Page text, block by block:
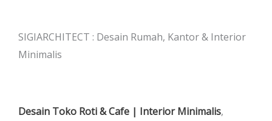
SIGIARCHITECT : Desain Rumah, Kantor & Interior
Minimalis
Desain Toko Roti & Cafe | Interior Minimalis,